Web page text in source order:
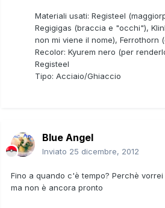
Materiali usati: Registeel
Regigigas (braccia e "occhi"),
non mi viene il nome), Ferrothorn
Recolor: Kyurem nero (per
Registeel
Tipo: Acciaio/Ghiaccio
Blue Angel
Inviato 25 dicembre, 2012
Fino a quando c'è tempo? Perchè
ma non è ancora pronto